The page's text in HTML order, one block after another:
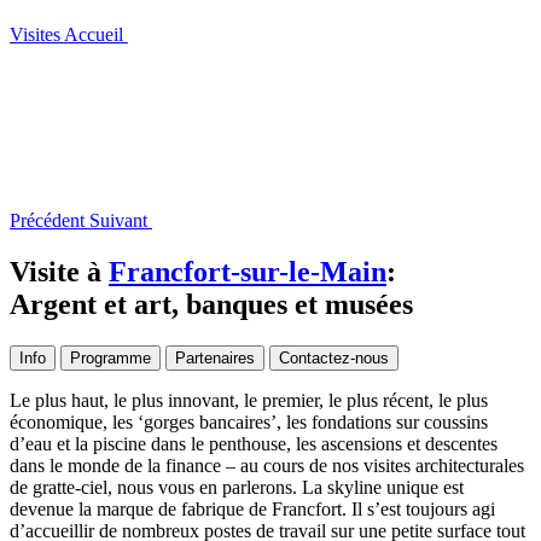
Visites Accueil
Précédent Suivant
Visite à Francfort-sur-le-Main:
Argent et art, banques et musées
Info Programme Partenaires Contactez-nous
Le plus haut, le plus innovant, le premier, le plus récent, le plus
économique, les ‘gorges bancaires’, les fondations sur coussins
d’eau et la piscine dans le penthouse, les ascensions et descentes
dans le monde de la finance – au cours de nos visites architecturales
de gratte-ciel, nous vous en parlerons. La skyline unique est
devenue la marque de fabrique de Francfort. Il s’est toujours agi
d’accueillir de nombreux postes de travail sur une petite surface tout